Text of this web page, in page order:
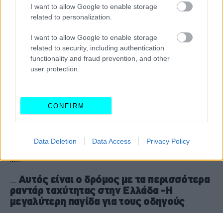
I want to allow Google to enable storage
related to personalization.
I want to allow Google to enable storage
related to security, including authentication
functionality and fraud prevention, and other
user protection.
CONFIRM
Data Deletion Data Access Privacy Policy
ΝΕΑ
Αυτός είναι ο δρόμος με τα περισσότερα
ραντάρ ταχύτητας στην Ελλάδα -Η
μεγαλύτερη παγίδα για τους οδηγούς